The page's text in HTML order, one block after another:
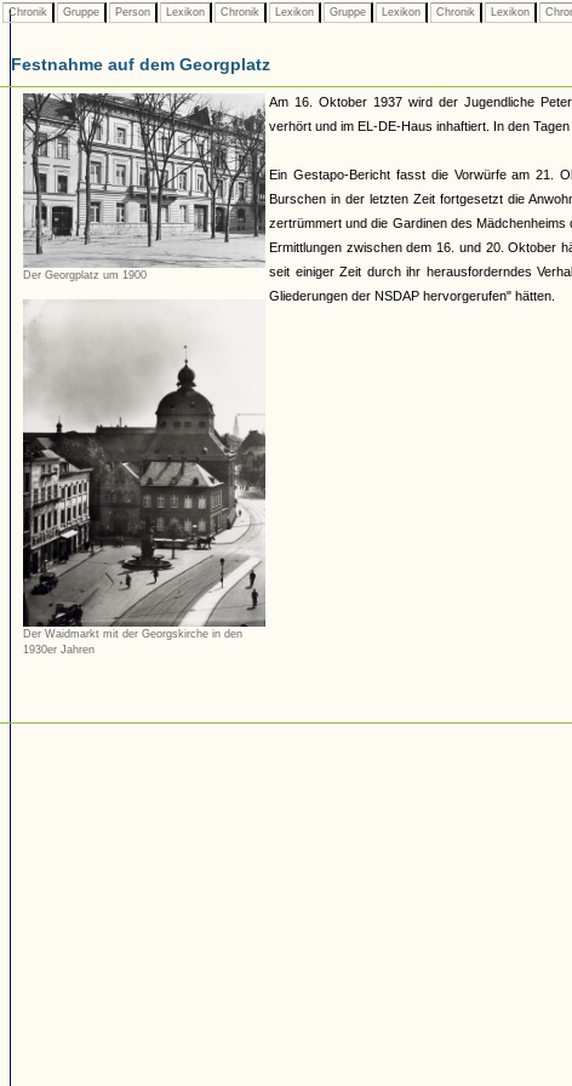
Chronik Gruppe Person Lexikon Chronik Lexikon Gruppe Lexikon Chronik Lexikon
Festnahme auf dem Georgplatz
Der Georgplatz um 1900
Der Waidmarkt mit der Georgskirche in den
1930er Jahren
Am 16. Oktober 1937 wird der Jugendliche
verhört und im EL-DE-Haus inhaftiert. In den
Ein Gestapo-Bericht fasst die Vorwürfe am 21.
Burschen in der letzten Zeit fortgesetzt die
zertrümmert und die Gardinen des
Ermittlungen zwischen dem 16. und 20. Oktober
seit einiger Zeit durch ihr herausforderndes
Gliederungen der NSDAP hervorgerufen" hätten.